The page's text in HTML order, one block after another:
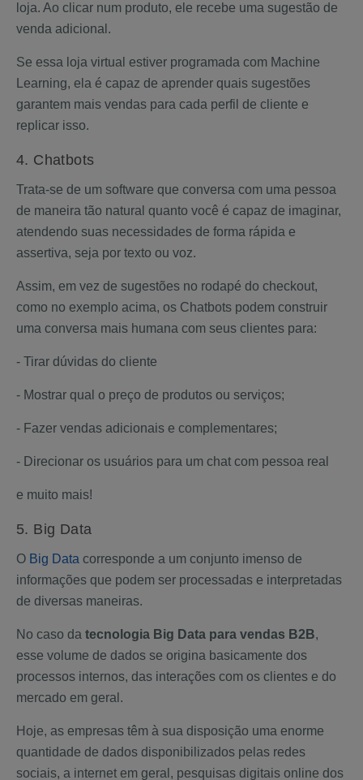
loja. Ao clicar num produto, ele recebe uma sugestão de
venda adicional.
Se essa loja virtual estiver programada com Machine
Learning, ela é capaz de aprender quais sugestões
garantem mais vendas para cada perfil de cliente e
replicar isso.
4. Chatbots
Trata-se de um software que conversa com uma pessoa
de maneira tão natural quanto você é capaz de imaginar,
atendendo suas necessidades de forma rápida e
assertiva, seja por texto ou voz.
Assim, em vez de sugestões no rodapé do checkout,
como no exemplo acima, os Chatbots podem construir
uma conversa mais humana com seus clientes para:
- Tirar dúvidas do cliente
- Mostrar qual o preço de produtos ou serviços;
- Fazer vendas adicionais e complementares;
- Direcionar os usuários para um chat com pessoa real
e muito mais!
5. Big Data
O Big Data corresponde a um conjunto imenso de
informações que podem ser processadas e interpretadas
de diversas maneiras.
No caso da tecnologia Big Data para vendas B2B,
esse volume de dados se origina basicamente dos
processos internos, das interações com os clientes e do
mercado em geral.
Hoje, as empresas têm à sua disposição uma enorme
quantidade de dados disponibilizados pelas redes
sociais, a internet em geral, pesquisas digitais online dos